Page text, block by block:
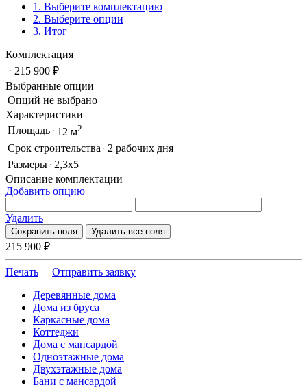
1. Выберите комплектацию
2. Выберите опции
3. Итог
Комплектация
215 900 ₽
Выбранные опции
Опций не выбрано
Характеристики
Площадь
12 м2
Срок строительства
2 рабочих дня
Размеры
2,3x5
Описание комплектации
Добавить опцию
Удалить
Сохранить поля Удалить все поля
215 900 ₽
Печать
Отправить заявку
Деревянные дома
Дома из бруса
Каркасные дома
Коттеджи
Дома с мансардой
Одноэтажные дома
Двухэтажные дома
Бани с мансардой